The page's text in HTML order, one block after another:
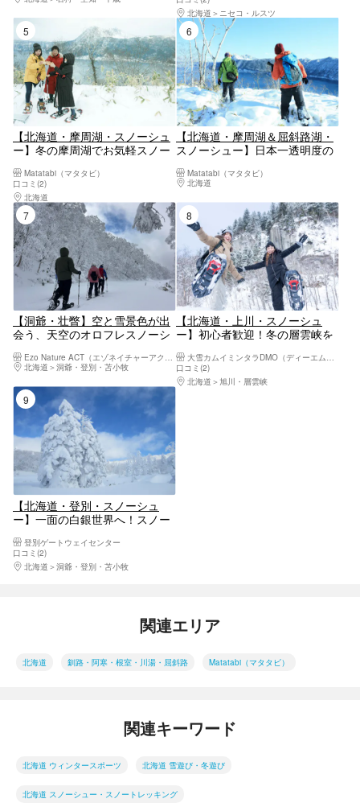
ゼント
北海道
ニセコ・ルスツ
【北海道・摩周湖・スノーシュ
ー】冬の摩周湖でお気軽スノー
Matatabi（マタタビ）
口コミ(2)
北海道
6位
【北海道・摩周湖＆屈斜路湖・
スノーシュー】日本一透明度の
＆屈斜路湖スノーシューツアー
（半日ロング）
Matatabi（マタタビ）
北海道
7位
【洞爺・壮瞥】空と雪景色が出
会う、天空のオロフレスノーシ
能・初心者大歓迎・送迎有・写
真データは無料プレゼント♪
Ezo Nature ACT（エゾネイチャーアクト）
北海道
洞爺・登別・苫小牧
【北海道・上川・スノーシュ
ー】初心者歓迎！冬の層雲峡を
アー
大雪カムイミンタラDMO（ディーエムオー）
口コミ(2)
北海道
旭川・層雲峡
9位
【北海道・登別・スノーシュ
ー】一面の白銀世界へ！スノー
登別ゲートウェイセンター
口コミ(2)
北海道
洞爺・登別・苫小牧
関連エリア
北海道 釧路・阿寒・根室・川湯・屈斜路 Matatabi（マタタビ）
関連キーワード
北海道 ウィンタースポーツ 北海道 雪遊び・冬遊び
北海道 スノーシュー・スノートレッキング